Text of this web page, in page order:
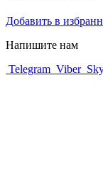
Добавить в
Напишите нам
Telegram Viber